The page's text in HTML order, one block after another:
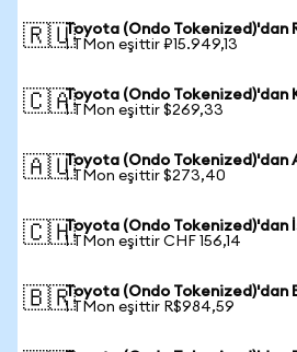
🇷🇺Toyota (Ondo Tokenized)'dan
1 TMon eşittir ₽15.949,13
🇨🇦Toyota (Ondo Tokenized)'dan
1 TMon eşittir $269,33
🇦🇺Toyota (Ondo Tokenized)'dan
1 TMon eşittir $273,40
🇨🇭Toyota (Ondo Tokenized)'dan
1 TMon eşittir CHF 156,14
🇧🇷Toyota (Ondo Tokenized)'dan
1 TMon eşittir R$984,59